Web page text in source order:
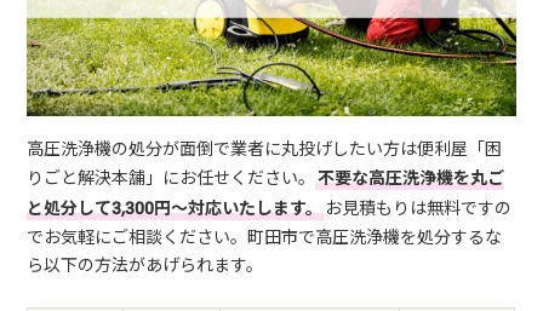
高圧洗浄機の処分が面倒で業者に丸投げしたい方は便利屋「困
りごと解決本舗」にお任せください。不要な高圧洗浄機を丸ご
と処分して3,300円～対応いたします。お見積もりは無料ですの
でお気軽にご相談ください。町田市で高圧洗浄機を処分するな
ら以下の方法があげられます。